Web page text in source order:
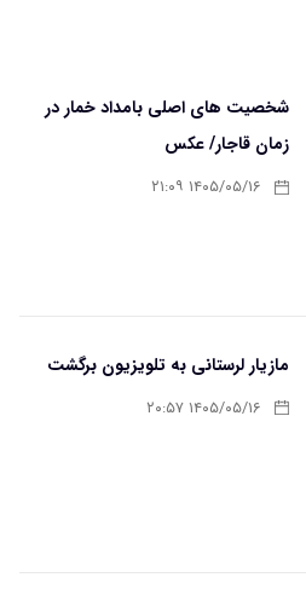
شخصیت های اصلی بامداد خمار در
زمان قاجار/ عکس
۱۴۰۵/۰۵/۱۶ ۲۱:۰۹
مازیار لرستانی به تلویزیون برگشت
۱۴۰۵/۰۵/۱۶ ۲۰:۵۷